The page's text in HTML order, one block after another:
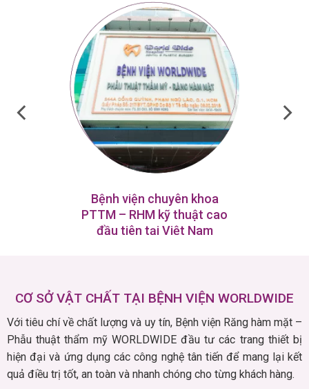
Bệnh viện chuyên khoa
PTTM – RHM kỹ thuật cao
đầu tiên tại Việt Nam
CƠ SỞ VẬT CHẤT TẠI BỆNH VIỆN WORLDWIDE
Với tiêu chí về chất lượng và uy tín, Bệnh viện Răng hàm mặt –
Phẫu thuật thẩm mỹ WORLDWIDE đầu tư các trangthiết bị
hiện đại và ứng dụng các công nghệ tân tiến để mang lại kết
quả điều trị tốt, an toàn và nhanh chóng cho từng khách hàng.